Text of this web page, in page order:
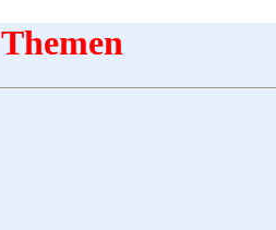
Themen